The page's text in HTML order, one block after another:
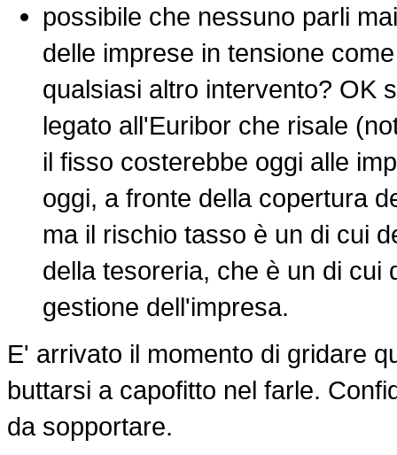
possibile che nessuno parli
delle imprese in tensione
qualsiasi altro intervento? OK
legato all'Euribor che risale
il fisso costerebbe oggi alle
oggi, a fronte della copertura
ma il rischio tasso è un di cui
della tesoreria, che è un di cui
gestione dell'impresa.
E' arrivato il momento di gridare
buttarsi a capofitto nel farle.
da sopportare.